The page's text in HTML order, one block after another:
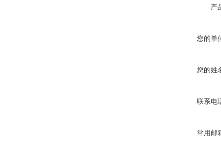
产
您的单
您的姓
联系电
常用邮